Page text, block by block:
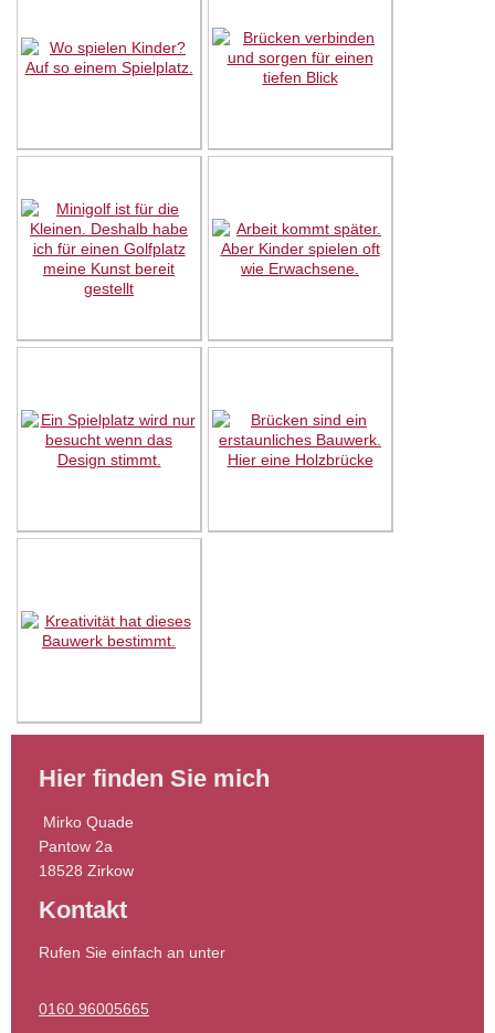
Hier finden Sie mich
Mirko Quade
Pantow 2a
18528 Zirkow
Kontakt
Rufen Sie einfach an unter
0160 96005665